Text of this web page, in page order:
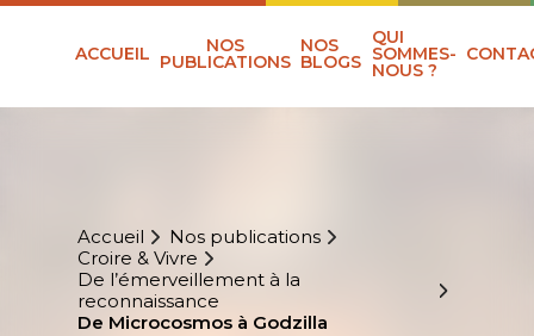
ACCUEIL NOS
PUBLICATIONS
NOS
BLOGS
QUI
SOMMES-
NOUS ?
Accueil
Nos publications
Croire & Vivre
De l’émerveillement à la
reconnaissance
De Microcosmos à Godzilla